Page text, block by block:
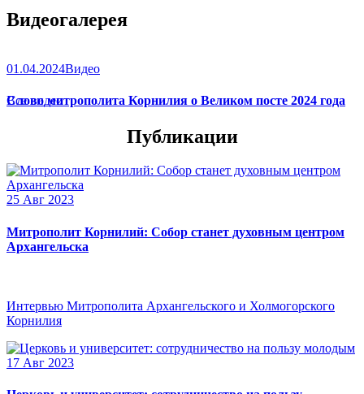
Видеогалерея
01.04.2024Видео
Слово митрополита Корнилия о Великом посте 2024 года
Все видео
Публикации
25 Авг 2023
Митрополит Корнилий: Собор станет духовным центром
Архангельска
Интервью Митрополита Архангельского и Холмогорского
Корнилия
17 Авг 2023